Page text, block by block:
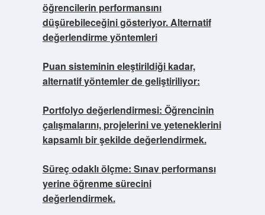
öğrencilerin performansını
düşürebileceğini gösteriyor.Alternatif
değerlendirme yöntemleri
Puan sisteminin eleştirildiği kadar,
alternatif yöntemler de geliştiriliyor:
Portfolyo değerlendirmesi: Öğrencinin
çalışmalarını, projelerini ve yeteneklerini
kapsamlı bir şekilde değerlendirmek.
Süreç odaklı ölçme: Sınav performansı
yerine öğrenme sürecini
değerlendirmek.